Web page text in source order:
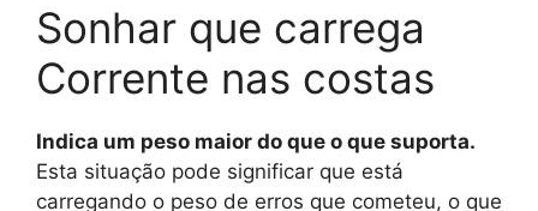
Sonhar que carrega
Corrente nas costas
Indica um peso maior do que o que suporta.
Esta situação pode significar que está
carregando o peso de erros que cometeu, o que